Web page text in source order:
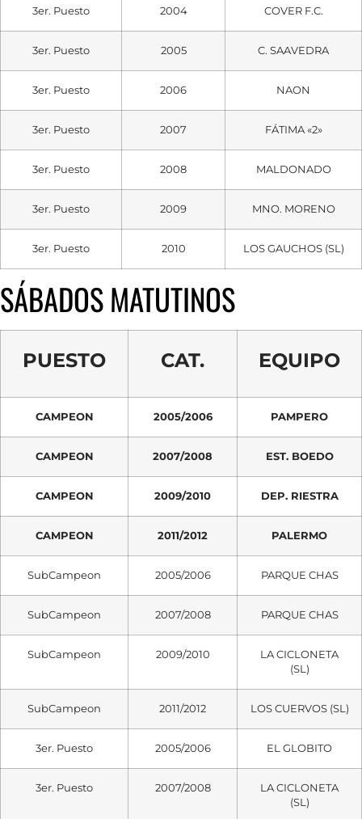
3er. Puesto 2004 COVER F.C.
3er. Puesto 2005 C. SAAVEDRA
3er. Puesto 2006 NAON
3er. Puesto 2007 FÁTIMA «2»
3er. Puesto 2008 MALDONADO
3er. Puesto 2009 MNO. MORENO
3er. Puesto 2010 LOS GAUCHOS (SL)
SÁBADOS MATUTINOS
PUESTO CAT. EQUIPO
CAMPEON 2005/2006 PAMPERO
CAMPEON 2007/2008 EST. BOEDO
CAMPEON 2009/2010 DEP. RIESTRA
CAMPEON 2011/2012 PALERMO
SubCampeon 2005/2006 PARQUE CHAS
SubCampeon 2007/2008 PARQUE CHAS
SubCampeon 2009/2010
LA CICLONETA
(SL)
SubCampeon 2011/2012 LOS CUERVOS (SL)
3er. Puesto 2005/2006 EL GLOBITO
3er. Puesto 2007/2008
LA CICLONETA
(SL)